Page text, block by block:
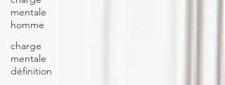
mentale
homme
charge
mentale
définition